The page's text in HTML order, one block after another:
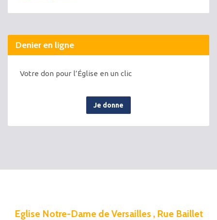
Denier en ligne
Votre don pour l’Église en un clic
Je donne
Eglise Notre-Dame de Versailles , Rue Baillet